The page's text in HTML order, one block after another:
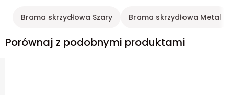
Brama skrzydłowa Szary Brama skrzydłowa Metal
Porównaj z podobnymi produktami